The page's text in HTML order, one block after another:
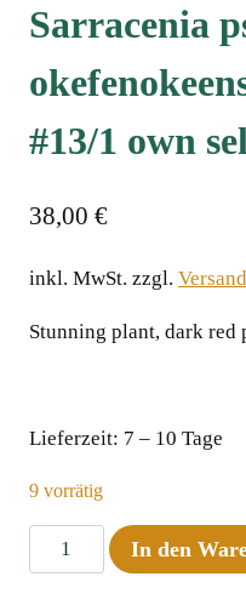
Sarracenia
#13/1 own
38,00 €
inkl. MwSt. zzgl.
Stunning plant, dark red
Lieferzeit: 7 – 10 Tage
9 vorrätig
Sarracenia
psittacina
In den